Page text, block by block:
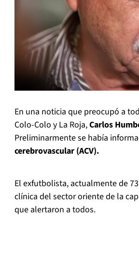
En una noticia que preocupó a
Colo-Colo y La Roja,Carlos
Preliminarmente se había
cerebrovascular (ACV).
El exfutbolista, actualmente de
clínica del sector oriente de la
que alertaron a todos.